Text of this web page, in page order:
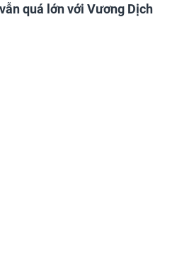
quá lớn với Vương Dịch